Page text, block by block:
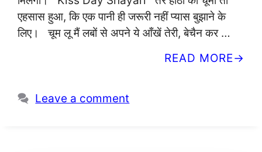
एहसास हुआ, कि एक पानी ही जरूरी नहीं प्यास बुझाने के
लिए। चूम लू मैं लबों से अपने ये आँखें तेरी, बेचैन कर …
READ MORE
Leave a comment